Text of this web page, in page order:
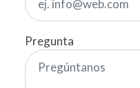
Pregunta